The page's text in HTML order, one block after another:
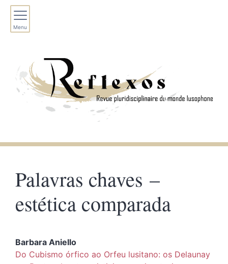
Menu
Palavras chaves –
estética comparada
Barbara Aniello
Do Cubismo órfico ao Orfeu lusitano: os Delaunay